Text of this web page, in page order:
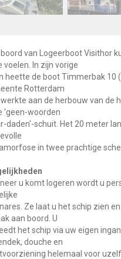
van Logeerboot Visithor
voelen. In zijn vorige
heette de boot Timmerbak 10
Rotterdam
aan de herbouw van de
'geen-woorden
daden'-schuit. Het 20 meter
in twee prachtige
u komt logeren wordt u
Ze laat u het schip zien
aan boord. U
het schip via uw eigen
douche en
helemaal voor